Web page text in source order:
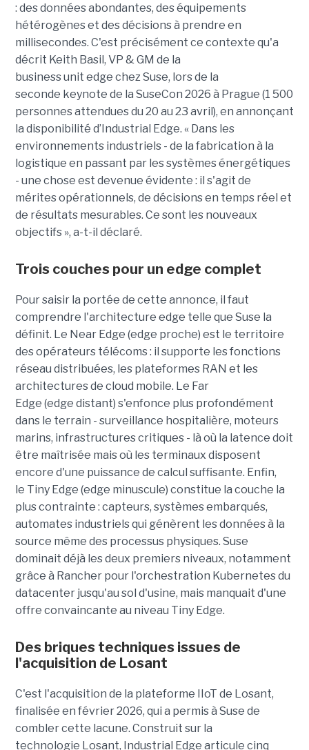
: des données abondantes, des équipements
hétérogènes et des décisions à prendre en
millisecondes. C'est précisément ce contexte qu'a
décrit Keith Basil, VP & GM de la
business unit edge chez Suse, lors de la
seconde keynote de la SuseCon 2026 à Prague (1 500
personnes attendues du 20 au 23 avril), en annonçant
la disponibilité d’Industrial Edge. « Dans les
environnements industriels - de la fabrication à la
logistique en passant par les systèmes énergétiques
- une chose est devenue évidente : il s'agit de
mérites opérationnels, de décisions en temps réel et
de résultats mesurables. Ce sont les nouveaux
objectifs », a-t-il déclaré.
Trois couches pour un edge complet
Pour saisir la portée de cette annonce, il faut
comprendre l'architecture edge telle que Suse la
définit. Le Near Edge (edge proche) est le territoire
des opérateurs télécoms : il supporte les fonctions
réseau distribuées, les plateformes RAN et les
architectures de cloud mobile. Le Far
Edge (edge distant) s'enfonce plus profondément
dans le terrain - surveillance hospitalière, moteurs
marins, infrastructures critiques - là où la latence doit
être maîtrisée mais où les terminaux disposent
encore d'une puissance de calcul suffisante. Enfin,
le Tiny Edge (edge minuscule) constitue la couche la
plus contrainte : capteurs, systèmes embarqués,
automates industriels qui génèrent les données à la
source même des processus physiques. Suse
dominait déjà les deux premiers niveaux, notamment
grâce à Rancher pour l'orchestration Kubernetes du
datacenter jusqu'au sol d'usine, mais manquait d'une
offre convaincante au niveau Tiny Edge.
Des briques techniques issues de
l'acquisition de Losant
C'est l'acquisition de la plateforme IIoT de Losant,
finalisée en février 2026, qui a permis à Suse de
combler cette lacune. Construit sur la
technologie Losant, Industrial Edge articule cinq